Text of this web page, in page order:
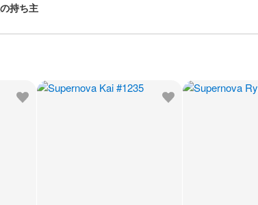
持ち主